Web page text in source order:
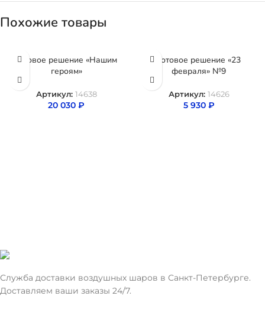
Похожие товары
Готовое решение «Нашим
героям»
Артикул: 14638
20 030 ₽
Готовое решение «23
февраля» №9
Артикул: 14626
5 930 ₽
Служба доставки воздушных шаров в Санкт-Петербурге.
Доставляем ваши заказы 24/7.